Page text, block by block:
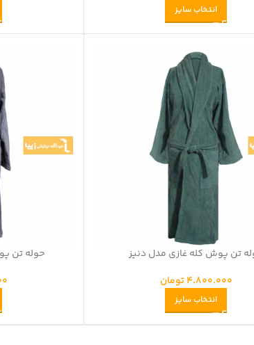
انتخاب سایز
تن پوش کله غازی مدل دنیز
4.800.000تومان
انتخاب سایز
حوله تن